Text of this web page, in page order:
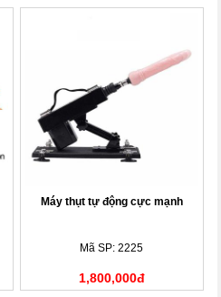
Máy thụt tự động cực mạnh
Mã SP: 2225
1,800,000đ